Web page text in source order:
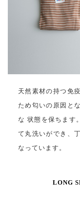
天然素材の持つ免
ため匂いの原因と
な 状態を保ちます
て丸洗いができ、
なっています。
LONG